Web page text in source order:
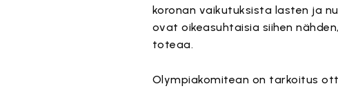
koronan vaikutuksista lasten ja
ovat oikeasuhtaisia siihen
toteaa.
Olympiakomitean on tarkoitus